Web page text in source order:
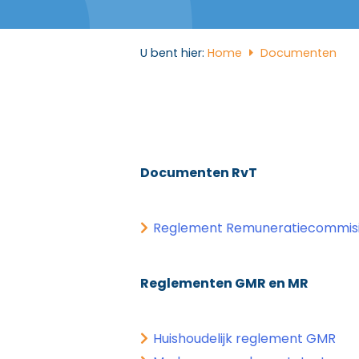
U bent hier: Home Documenten
Documenten RvT
Reglement
Reglementen GMR en MR
Huishoudelijk reglement GMR